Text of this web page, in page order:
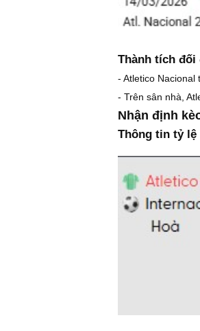
Thành tích đối
- Atletico Nacional
- Trên sân nhà,
Nhận định
Thông tin tỷ lệ